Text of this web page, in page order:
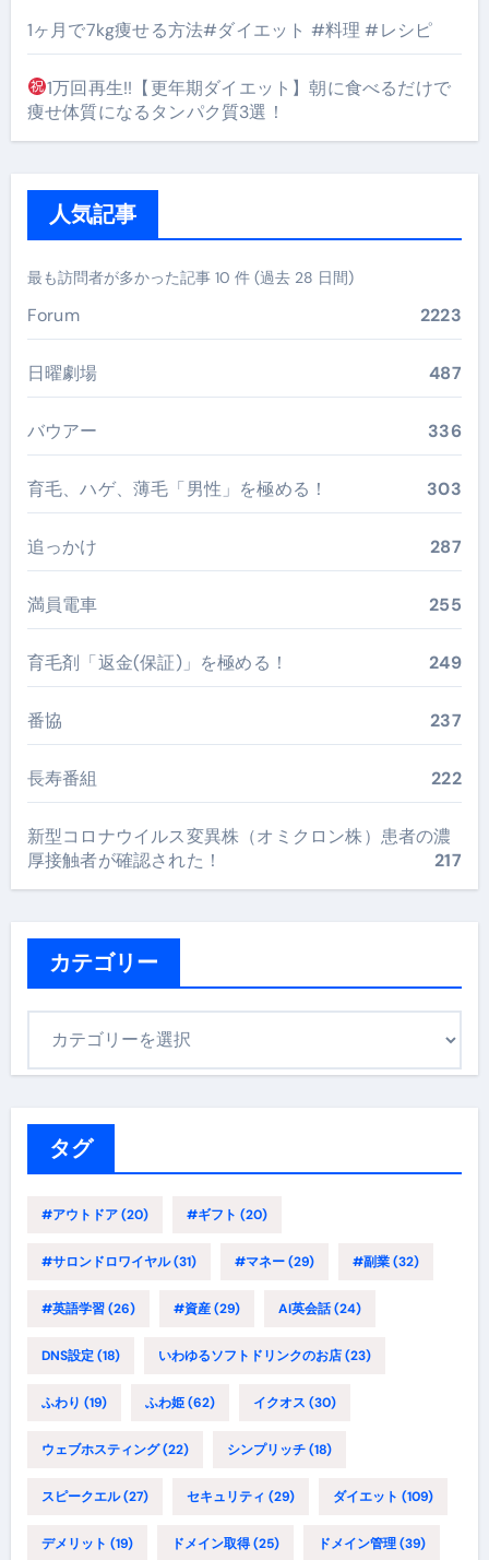
1ヶ月で7kg痩せる方法#ダイエット #料理 #レシピ
1万回再生!!【更年期ダイエット】朝に食べるだけで
痩せ体質になるタンパク質3選！
人気記事
最も訪問者が多かった記事 10 件 (過去 28 日間)
Forum 2223
日曜劇場 487
バウアー 336
育毛、ハゲ、薄毛「男性」を極める！ 303
追っかけ 287
満員電車 255
育毛剤「返金(保証)」を極める！ 249
番協 237
長寿番組 222
新型コロナウイルス変異株（オミクロン株）患者の濃
厚接触者が確認された！
217
カテゴリー
タグ
#アウトドア(20) #ギフト (20)
#サロンドロワイヤル(31) #マネー(29) #副業(32)
#英語学習(26) #資産(29) AI英会話(24)
DNS設定(18) いわゆるソフトドリンクのお店(23)
ふわり (19) ふわ姫(62) イクオス (30)
ウェブホスティング(22) シンプリッチ(18)
スピークエル(27) セキュリティ (29) ダイエット (109)
デメリット (19) ドメイン取得(25) ドメイン管理(39)